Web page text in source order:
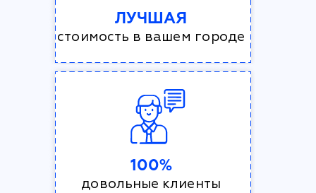
ЛУЧШАЯ
стоимость в вашем городе
100%
довольные клиенты